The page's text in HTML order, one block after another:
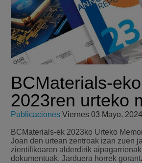
BCMaterials-eko
2023ren urteko
Publicaciones Viernes 03 Mayo, 2024
BCMaterials-ek 2023ko Urteko
Joan den urtean zentroak izan zuen
zientifikoaren alderdirik
dokumentuak. Jarduera horrek